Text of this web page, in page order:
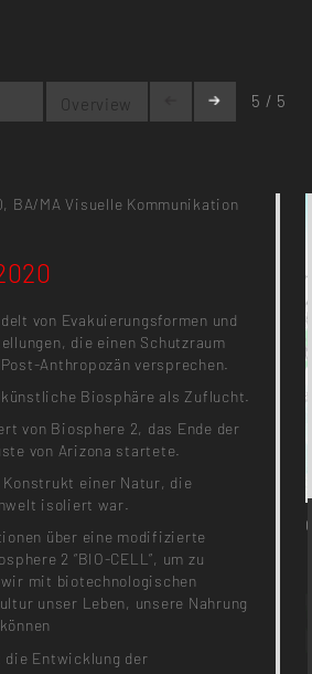
Overview 5 / 5
BA/MA Visuelle Kommunikation
von Evakuierungsformen und
die einen Schutzraum
Anthropozän versprechen.
Biosphäre als Zuflucht.
von Biosphere 2, das Ende der
von Arizona startete.
einer Natur, die
isoliert war.
über eine modifizierte
2 “BIO-CELL”, um zu
mit biotechnologischen
unser Leben, unsere Nahrung
Entwicklung der